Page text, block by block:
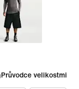
Průvodce velikostmi